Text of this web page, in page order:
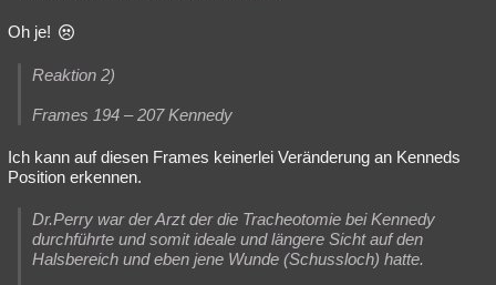
Oh je!
Reaktion 2)
Frames 194 – 207 Kennedy
Ich kann auf diesen Frames keinerlei Veränderung an Kenneds
Position erkennen.
Dr.Perry war der Arzt der die Tracheotomie bei Kennedy
durchführte und somit ideale und längere Sicht auf den
Halsbereich und eben jene Wunde (Schussloch) hatte.